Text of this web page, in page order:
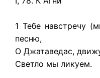
1 Тебе навстречу
песню,
О Джатаведас,
Светло мы ликуем.